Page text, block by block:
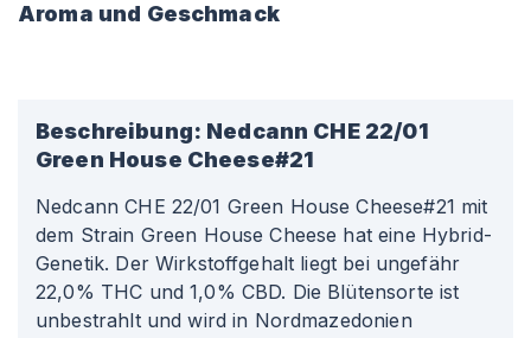
Aroma und Geschmack
Beschreibung: Nedcann CHE 22/01
Green House Cheese#21
Nedcann CHE 22/01 Green House Cheese#21 mit
dem Strain Green House Cheese hat eine Hybrid-
Genetik. Der Wirkstoffgehalt liegt bei ungefähr
22,0% THC und 1,0% CBD. Die Blütensorte ist
unbestrahlt und wird in Nordmazedonien